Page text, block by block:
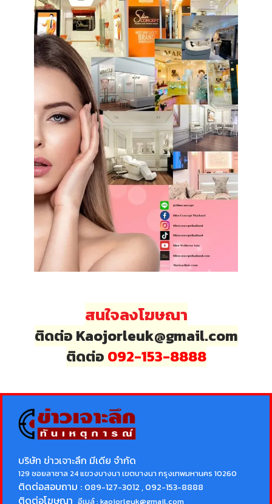
สนใจลงโฆษณา
ติดต่อ Kaojorleuk@gmail.com
ติดต่อ 092-153-8888
บริษัท ข่าวเจาะลึก มีเดีย จำกัด
129 ซอยลาซาล 24 แขวงบางนา เขตบางนา กรุงเทพมหานคร 10260
ติดต่อสอบถาม : 089-127-3012 , 092-153-8888
ติดต่อโฆษณา อีเมล์ :kaojorleuk@gmail.com